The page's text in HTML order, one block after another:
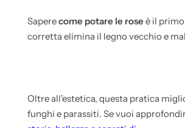
Saperecome potare le rose è il
corretta elimina il legno vecchio e
Oltre all'estetica, questa pratica
funghi e parassiti. Se vuoi